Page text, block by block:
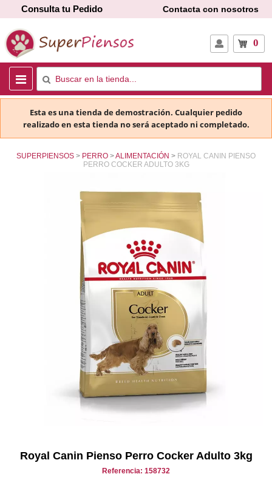
Consulta tu Pedido Contacta con nosotros
0
Esta es una tienda de demostración. Cualquier pedido
realizado en esta tienda no será aceptado ni completado.
SUPERPIENSOS PERRO ALIMENTACIÓN
ROYAL CANIN PIENSO
PERRO COCKER ADULTO 3KG
Royal Canin Pienso Perro Cocker Adulto 3kg
Referencia: 158732